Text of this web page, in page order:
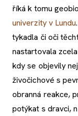
říká k tomu
univerzity v Lundu
tykadla či oči
nastartovala
kdy se objevily
živočichové s
obranná reakce,
potýkat s dravci,